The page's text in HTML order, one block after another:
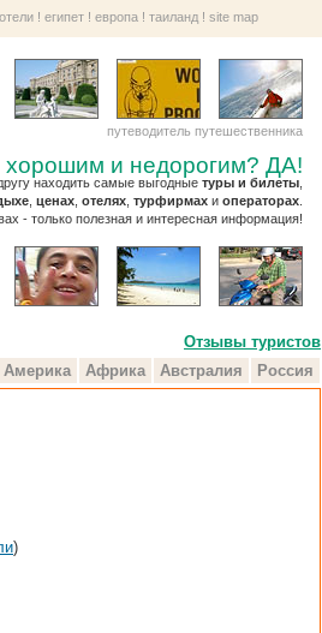
отели ! египет ! европа ! таиланд ! site map
путеводитель путешественника
и недорогим? ДА!
находить самые выгодные туры и билеты
ценах отелях турфирмах и операторах
- только полезная и интересная информация!
Отзывы туристов
Америка Африка Австралия
Россия
)